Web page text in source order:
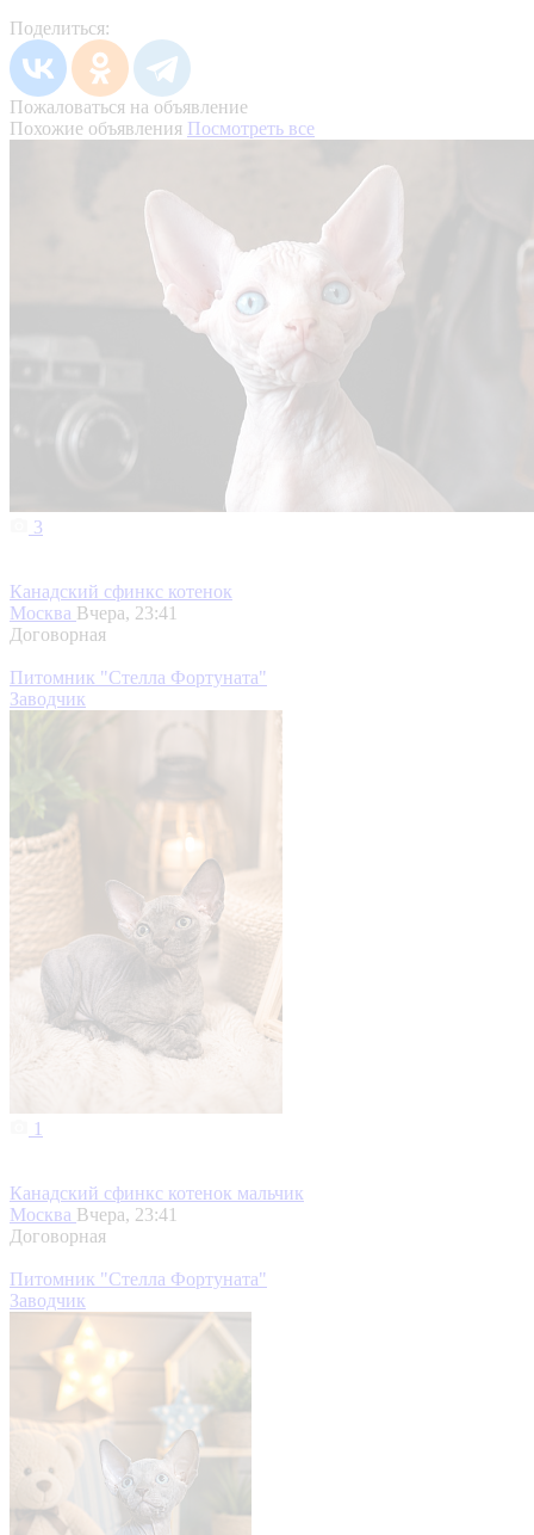
Поделиться:
Пожаловаться на объявление
Похожие объявления Посмотреть все
3
Канадский сфинкс котенок
Москва Вчера, 23:41
Договорная
Питомник "Стелла Фортуната"
Заводчик
1
Канадский сфинкс котенок мальчик
Москва Вчера, 23:41
Договорная
Питомник "Стелла Фортуната"
Заводчик